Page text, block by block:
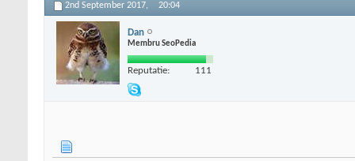
2nd September 2017, 20:04
Dan
Membru SeoPedia
Reputatie: 111